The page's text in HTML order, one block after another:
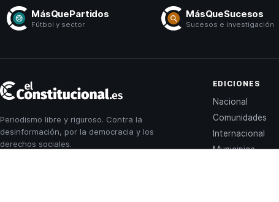
MásQuePartidos
Fútbol y sector
MásQueSucesos
Sucesos e investigación
Constitucional
Periodismo libre y riguroso. Contra la
desinformación, por la democracia y los
derechos sociales.
EDICIONES
Nacional
Comunidades
Internacional
Municipios